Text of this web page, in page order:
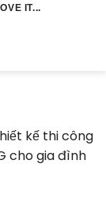
IT...
kế thi công
cho gia đình